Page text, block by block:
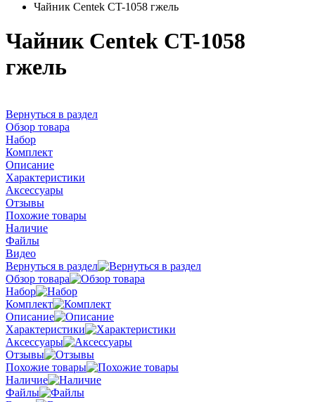
Чайник Centek CT-1058 гжель
Чайник Centek CT-1058
гжель
Вернуться в раздел
Обзор товара
Набор
Комплект
Описание
Характеристики
Аксессуары
Отзывы
Похожие товары
Наличие
Файлы
Видео
Вернуться в раздел
Обзор товара
Набор
Комплект
Описание
Характеристики
Аксессуары
Отзывы
Похожие товары
Наличие
Файлы